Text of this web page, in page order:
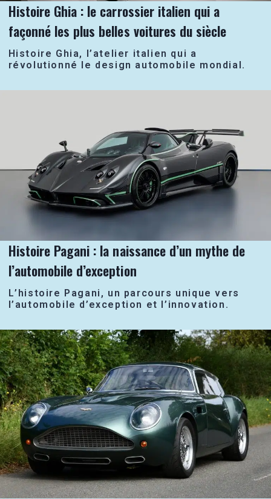
Histoire Ghia : le carrossier italien qui a
façonné les plus belles voitures du siècle
Histoire Ghia, l’atelier italien qui a
révolutionné le design automobile mondial.
Histoire Pagani : la naissance d’un mythe de
l’automobile d’exception
L’histoire Pagani, un parcours unique vers
l’automobile d’exception et l’innovation.